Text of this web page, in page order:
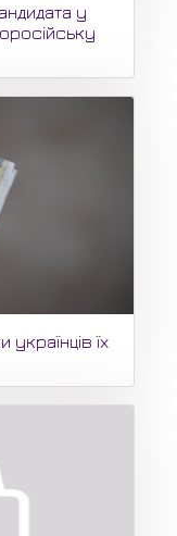
у
українців їх